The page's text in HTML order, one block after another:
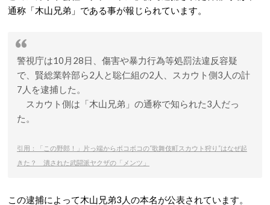
通称「木山兄弟」である事が報じられています。
警視庁は10月28日、傷害や暴力行為等処罰法違反容疑
で、賢総業幹部ら2人と聡仁組の2人、スカウト側3人の計
7人を逮捕した。
スカウト側は「木山兄弟」の通称で知られた3人だっ
た。
引用：「この野郎！」片っ端からボコボコの“歌舞伎町スカウト狩り”はなぜ起
きた？ 潰された武闘派ヤクザの「メンツ」
この逮捕によって木山兄弟3人の本名が公表されています。